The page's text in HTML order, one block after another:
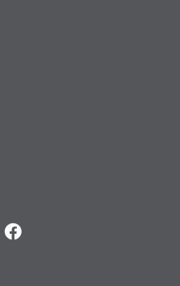
Facebook
mibew_locale, mibew-
nutzen zu können.
frame-style-